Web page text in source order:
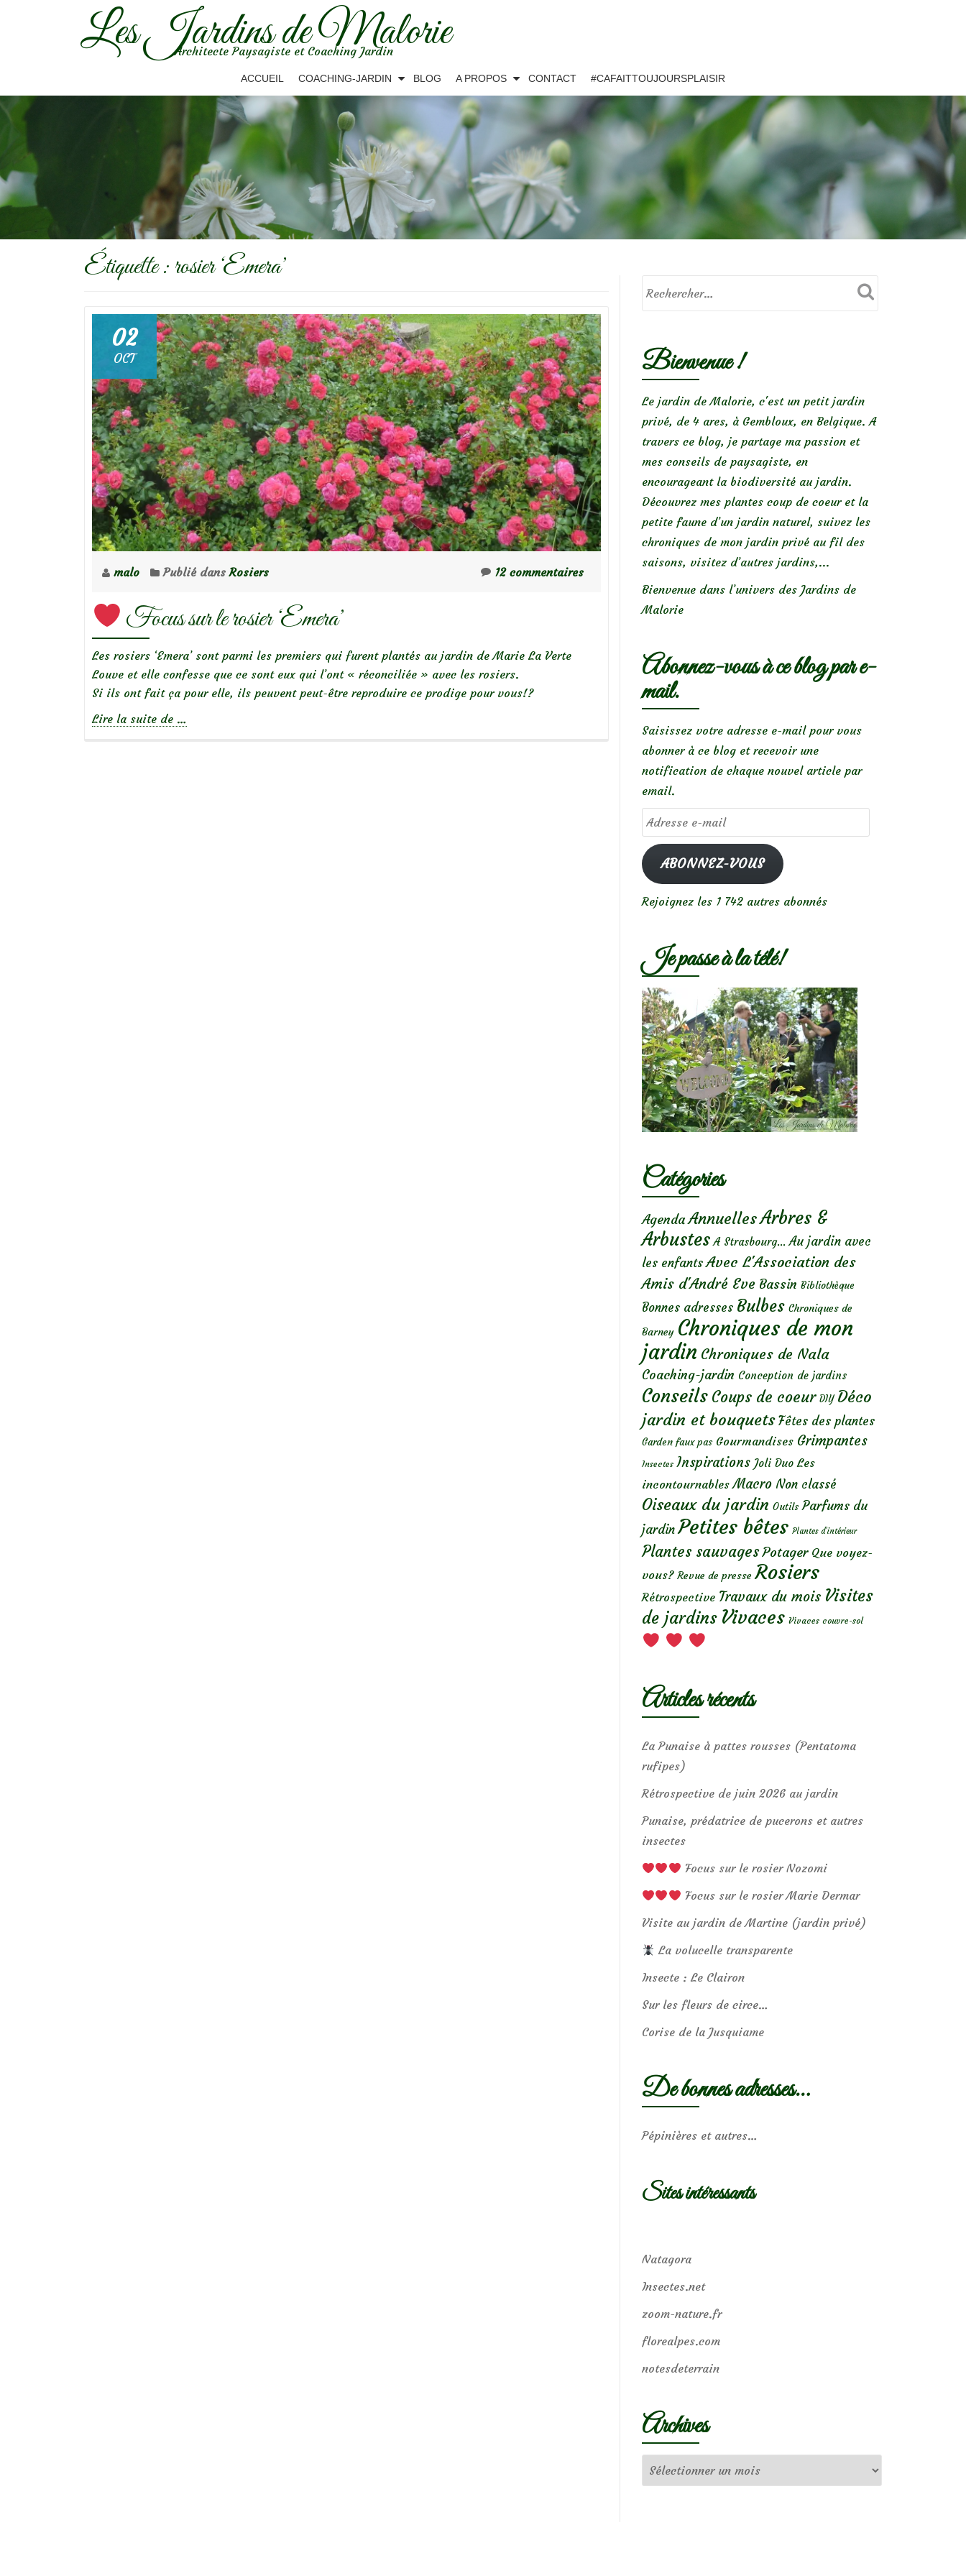
Les Jardins de Malorie
Architecte Paysagiste et Coaching Jardin
ACCUEIL COACHING-JARDIN BLOG A PROPOS CONTACT #CAFAITTOUJOURSPLAISIR
Étiquette : rosier ‘Emera’
02
OCT
malo Publié dansRosiers 12 commentaires
Focus sur le rosier ‘Emera’
Les rosiers ‘Emera’ sont parmi les premiers qui furent plantés au jardin de Marie La Verte
Louve et elle confesse que ce sont eux qui l’ont « réconciliée » avec les rosiers.
Si ils ont fait ça pour elle, ils peuvent peut-être reproduire ce prodige pour vous!?
Lire la suite de à
…
Bienvenue !
Le jardin de Malorie, c'est un petit jardin
privé, de 4 ares, à Gembloux, en Belgique. A
travers ce blog, je partage ma passion et
mes conseils de paysagiste, en
encourageant la biodiversité au jardin.
Découvrez mes plantes coup de coeur et la
petite faune d’un jardin naturel, suivez les
chroniques de mon jardin privé au fil des
saisons, visitez d’autres jardins,...
Bienvenue dans l’univers des Jardins de
Malorie
Abonnez-vous à ce blog par e-
mail.
Saisissez votre adresse e-mail pour vous
abonner à ce blog et recevoir une
notification de chaque nouvel article par
email.
Adresse
e-
mailABONNEZ-VOUS
Rejoignez les 1 742 autres abonnés
Je passe à la télé!
Catégories
Agenda AnnuellesArbres &
Arbustes A Strasbourg... Au jardin avec
les enfants Avec L'Association des
Amis d'André Eve Bassin Bibliothèque
Bonnes adresses Bulbes Chroniques de
Barney Chroniques de mon
jardin Chroniques de Nala
Coaching-jardin Conception de jardins
Conseils Coups de coeur DIY Déco
jardin et bouquets Fêtes des plantes
Garden faux pas Gourmandises Grimpantes
Insectes Inspirations Joli Duo Les
incontournables Macro Non classé
Oiseaux du jardin Outils Parfums du
jardin Petites bêtes Plantes d’intérieur
Plantes sauvages Potager Que voyez-
vous? Revue de presse Rosiers
Rétrospective Travaux du mois Visites
de jardins Vivaces Vivaces couvre-sol
Articles récents
La Punaise à pattes rousses (Pentatoma
rufipes)
Rétrospective de juin 2026 au jardin
Punaise, prédatrice de pucerons et autres
insectes
Focus sur le rosier Nozomi
Focus sur le rosier Marie Dermar
Visite au jardin de Martine (jardin privé)
La volucelle transparente
Insecte : Le Clairon
Sur les fleurs de circe…
Corise de la Jusquiame
De bonnes adresses…
Pépinières et autres…
Sites intéressants
Natagora
Insectes.net
zoom-nature.fr
florealpes.com
notesdeterrain
Archives
Archives